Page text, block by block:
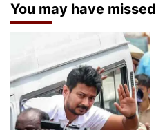
You may have missed